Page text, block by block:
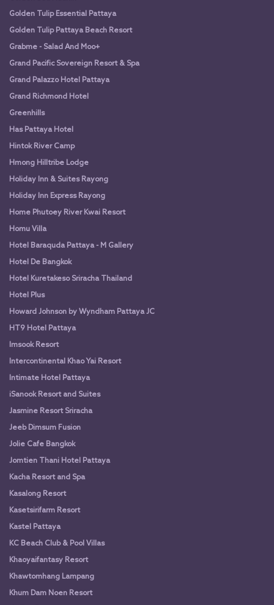
Golden Tulip Essential Pattaya
Golden Tulip Pattaya Beach Resort
Grabme - Salad And Moo+
Grand Pacific Sovereign Resort & Spa
Grand Palazzo Hotel Pattaya
Grand Richmond Hotel
Greenhills
Has Pattaya Hotel
Hintok River Camp
Hmong Hilltribe Lodge
Holiday Inn & Suites Rayong
Holiday Inn Express Rayong
Home Phutoey River Kwai Resort
Homu Villa
Hotel Baraquda Pattaya - M Gallery
Hotel De Bangkok
Hotel Kuretakeso Sriracha Thailand
Hotel Plus
Howard Johnson by Wyndham Pattaya JC
HT9 Hotel Pattaya
Imsook Resort
Intercontinental Khao Yai Resort
Intimate Hotel Pattaya
iSanook Resort and Suites
Jasmine Resort Sriracha
Jeeb Dimsum Fusion
Jolie Cafe Bangkok
Jomtien Thani Hotel Pattaya
Kacha Resort and Spa
Kasalong Resort
Kasetsirifarm Resort
Kastel Pattaya
KC Beach Club & Pool Villas
Khaoyaifantasy Resort
Khawtomhang Lampang
Khum Dam Noen Resort